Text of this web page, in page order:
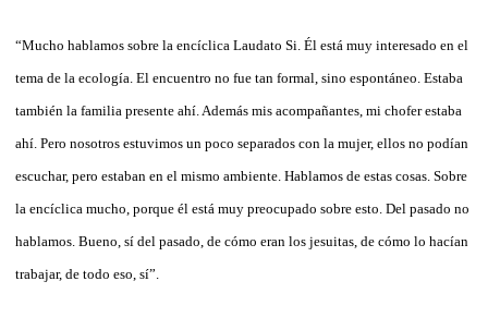
“Mucho hablamos sobre la encíclica Laudato Si. Él está muy interesado en el
tema de la ecología. El encuentro no fue tan formal, sino espontáneo. Estaba
también la familia presente ahí. Además mis acompañantes, mi chofer estaba
ahí. Pero nosotros estuvimos un poco separados con la mujer, ellos no podían
escuchar, pero estaban en el mismo ambiente. Hablamos de estas cosas. Sobre
la encíclica mucho, porque él está muy preocupado sobre esto. Del pasado no
hablamos. Bueno, sí del pasado, de cómo eran los jesuitas, de cómo lo hacían
trabajar, de todo eso, sí”.